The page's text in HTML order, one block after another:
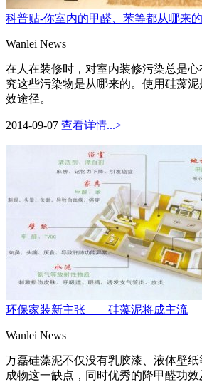
科普贴-你室内的甲醛、苯等都从哪来
Wanlei News
在人在装修时，对室内装修污染总是
究这些污染物是从哪来的。使用硅藻
效途径。
2014-09-07 查看详情...>
环保家装新主张——硅藻泥将成主流
Wanlei News
万磊硅藻泥不仅没有乳胶漆、液体壁
成物这一缺点，同时优秀的降甲醛功